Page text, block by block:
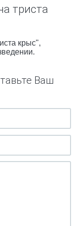
триста
крыс",
Ваш